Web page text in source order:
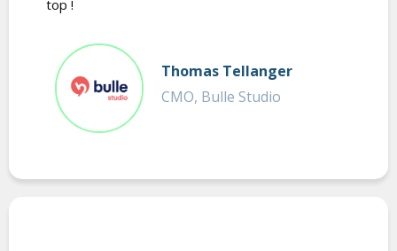
top !
Thomas Tellanger
CMO, Bulle Studio